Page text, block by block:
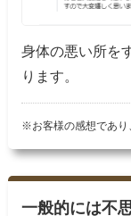
身体の悪い所を
ります。
※お客様の感想であり
一般的には不